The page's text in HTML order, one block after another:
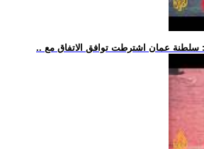
سلطنة عمان اشترطت توافق الاتفاق مع